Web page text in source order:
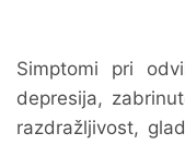
Simptomi pri
depresija,
razdražljivost,